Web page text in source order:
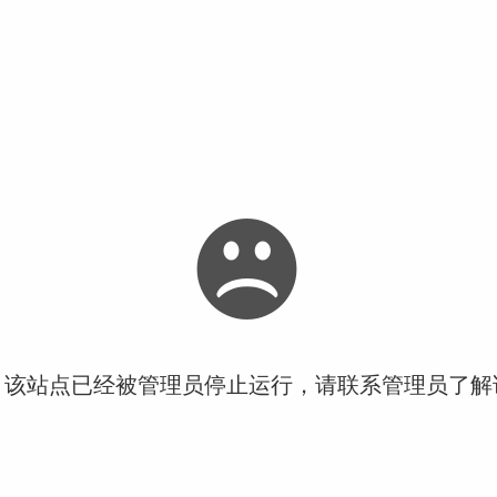
站点已经被管理员停止运行，请联系管理员了